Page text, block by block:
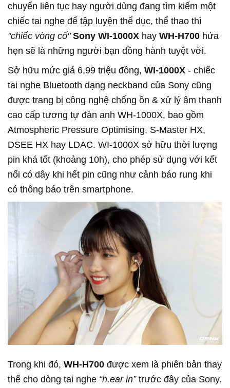
chuyển liên tục hay người dùng đang tìm kiếm một
chiếc tai nghe để tập luyện thể dục, thể thao thì
"chiếc vòng cổ" Sony WI-1000X hay WH-H700 hứa
hẹn sẽ là những người bạn đồng hành tuyệt vời.
Sở hữu mức giá 6,99 triệu đồng, WI-1000X - chiếc
tai nghe Bluetooth dạng neckband của Sony cũng
được trang bị công nghệ chống ồn & xử lý âm thanh
cao cấp tương tự đàn anh WH-1000X, bao gồm
Atmospheric Pressure Optimising, S-Master HX,
DSEE HX hay LDAC. WI-1000X sở hữu thời lượng
pin khá tốt (khoảng 10h), cho phép sử dụng với kết
nối có dây khi hết pin cũng như cảnh báo rung khi
có thông báo trên smartphone.
Trong khi đó, WH-H700 được xem là phiên bản thay
thế cho dòng tai nghe “h.ear in”trước đây của Sony.